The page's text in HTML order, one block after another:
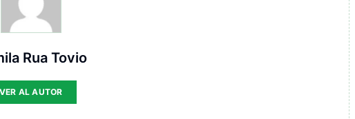
Rua Tovio
VER AL AUTOR